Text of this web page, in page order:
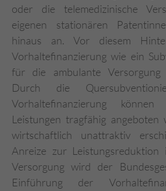
oder die telemedizinische
eigenen stationären
hinaus an. Vor diesem
Vorhaltefinanzierung wie ein
für die ambulante Versorgung
Durch die
Vorhaltefinanzierung
Leistungen tragfähig angeboten
wirtschaftlich unattraktiv
Anreize zur
Versorgung wird der
Einführung der